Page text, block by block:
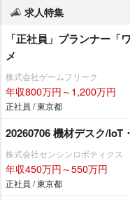
求人特集
「正社員」プランナー「
メ
株式会社ゲームフリーク
年収800万円～1,200万円
正社員 / 東京都
20260706 機材デスク/IoT
株式会社センシンロボティクス
年収450万円～550万円
正社員 / 東京都